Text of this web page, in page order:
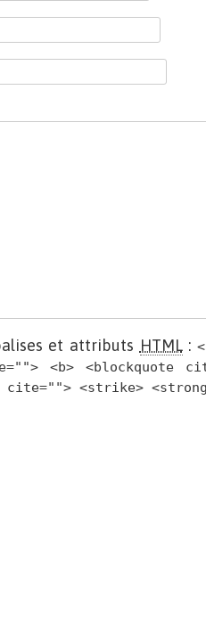
et attributs HTML:
<b> <blockquote
cite=""> <strike>